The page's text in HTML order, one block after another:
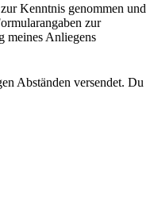
zur Kenntnis genommen und
zur
meines Anliegens
Abständen versendet. Du